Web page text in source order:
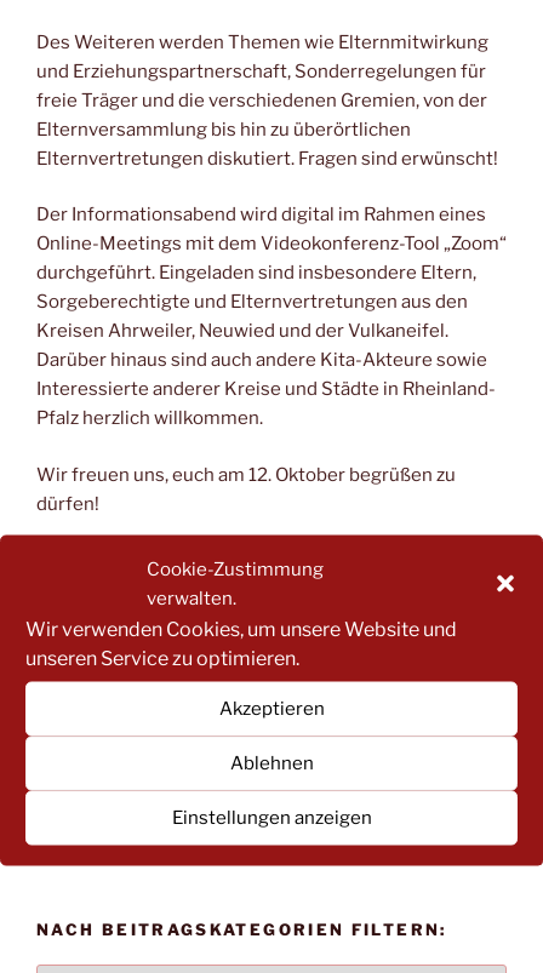
Cookie-Zustimmung
verwalten.
Wir verwenden Cookies, um unsere Website und
unseren Service zu optimieren.
Akzeptieren
Ablehnen
Einstellungen anzeigen
Des Weiteren werden Themen wie Elternmitwirkung
und Erziehungspartnerschaft, Sonderregelungen für
freie Träger und die verschiedenen Gremien, von der
Elternversammlung bis hin zu überörtlichen
Elternvertretungen diskutiert. Fragen sind erwünscht!
Der Informationsabend wird digital im Rahmen eines
Online-Meetings mit dem Videokonferenz-Tool „Zoom“
durchgeführt. Eingeladen sind insbesondere Eltern,
Sorgeberechtigte und Elternvertretungen aus den
Kreisen Ahrweiler, Neuwied und der Vulkaneifel.
Darüber hinaus sind auch andere Kita-Akteure sowie
Interessierte anderer Kreise und Städte in Rheinland-
Pfalz herzlich willkommen.
Wir freuen uns, euch am 12. Oktober begrüßen zu
dürfen!
Die Zugangsdaten werden euch nach der Anmeldung
nach:
NACH BEITRAGSKATEGORIEN FILTERN: